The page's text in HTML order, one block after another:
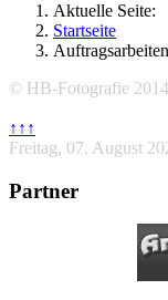
Aktuelle Seite:
Startseite
Auftragsarbeiten
© HB-Fotografie
↑↑↑
Freitag, 07. August
Partner